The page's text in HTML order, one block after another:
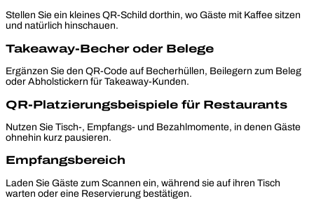
Stellen Sie ein kleines QR-Schild dorthin, wo Gäste mit Kaffee sitzen
und natürlich hinschauen.
Takeaway-Becher oder Belege
Ergänzen Sie den QR-Code auf Becherhüllen, Beilegern zum Beleg
oder Abholstickern für Takeaway-Kunden.
QR-Platzierungsbeispiele für Restaurants
Nutzen Sie Tisch-, Empfangs- und Bezahlmomente, in denen Gäste
ohnehin kurz pausieren.
Empfangsbereich
Laden Sie Gäste zum Scannen ein, während sie auf ihren Tisch
warten oder eine Reservierung bestätigen.